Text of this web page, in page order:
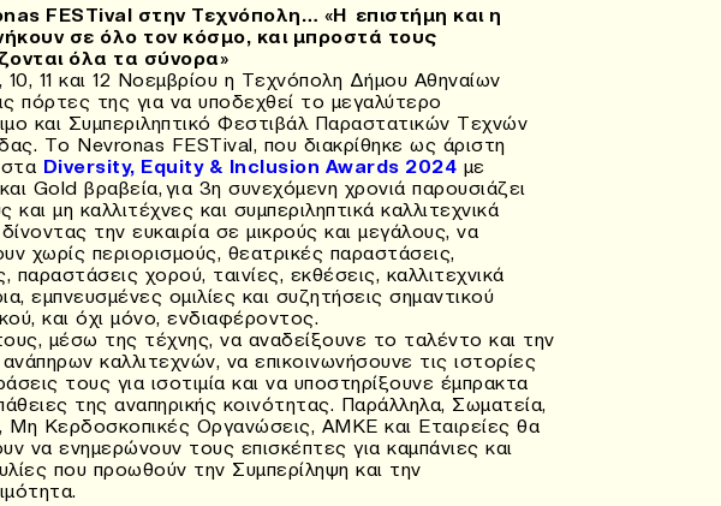
FESTival στην Τεχνόπολη… «Η επιστήμη και η
σε όλο τον κόσμο, και μπροστά τους
όλα τα σύνορα»
10, 11 και 12 Νοεμβρίου η Τεχνόπολη Δήμου Αθηναίων
πόρτες της για να υποδεχθεί το μεγαλύτερο
και Συμπεριληπτικό Φεστιβάλ Παραστατικών Τεχνών
Το Nevronas FESTival, που διακρίθηκε ως άριστη
Diversity, Equity & Inclusion Awards 2024 με
Gold βραβεία, για 3η συνεχόμενη χρονιά παρουσιάζει
και μη καλλιτέχνες και συμπεριληπτικά καλλιτεχνικά
την ευκαιρία σε μικρούς και μεγάλους, να
χωρίς περιορισμούς, θεατρικές παραστάσεις,
παραστάσεις χορού, ταινίες, εκθέσεις, καλλιτεχνικά
εμπνευσμένες ομιλίες και συζητήσεις σημαντικού
και όχι μόνο, ενδιαφέροντος.
μέσω της τέχνης, να αναδείξουνε το ταλέντο και την
καλλιτεχνών, να επικοινωνήσουνε τις ιστορίες
τους για ισοτιμία και να υποστηρίξουνε έμπρακτα
της αναπηρικής κοινότητας. Παράλληλα, Σωματεία,
Μη Κερδοσκοπικές Οργανώσεις, ΑΜΚΕ και Εταιρείες θα
να ενημερώνουν τους επισκέπτες για καμπάνιες και
που προωθούν την Συμπερίληψη και την